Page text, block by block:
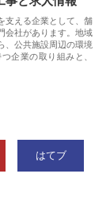
支える企業として、舗
会社があります。地域
、公共施設周辺の環境
企業の取り組みと、
はてブ